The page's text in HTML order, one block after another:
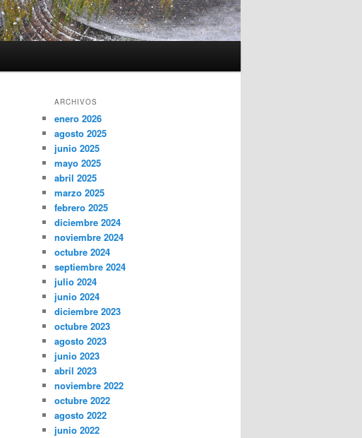
ARCHIVOS
enero 2026
agosto 2025
junio 2025
mayo 2025
abril 2025
marzo 2025
febrero 2025
diciembre 2024
noviembre 2024
octubre 2024
septiembre 2024
julio 2024
junio 2024
diciembre 2023
octubre 2023
agosto 2023
junio 2023
abril 2023
noviembre 2022
octubre 2022
agosto 2022
junio 2022